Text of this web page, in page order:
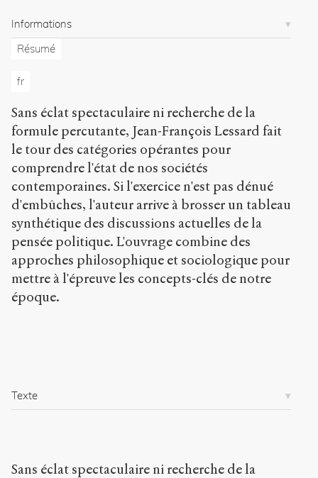
p
u
b
o
r
g
a
r
t
c
l
e
s
/
8
Chicago
Informations
Résumé
fr
Sans éclat spectaculaire ni recherche de la
formule percutante, Jean-François Lessard fait
le tour des catégories opérantes pour
comprendre l'état de nos sociétés
contemporaines. Si l'exercice n'est pas dénué
d'embûches, l'auteur arrive à brosser un tableau
synthétique des discussions actuelles de la
pensée politique. L'ouvrage combine des
approches philosophique et sociologique pour
mettre à l'épreuve les concepts-clés de notre
époque.
Texte
Sans éclat spectaculaire ni recherche de la